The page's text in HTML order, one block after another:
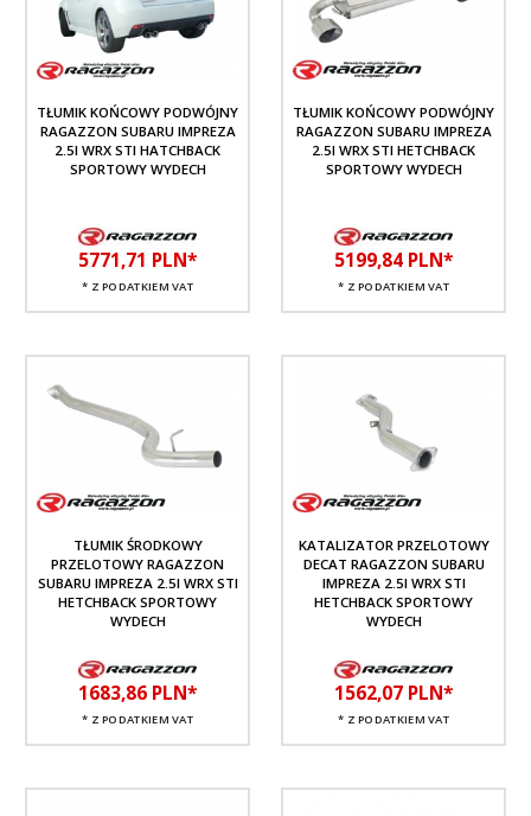
TŁUMIK KOŃCOWY PODWÓJNY
RAGAZZON SUBARU IMPREZA
2.5I WRX STI HATCHBACK
SPORTOWY WYDECH
5771,71 PLN*
* Z PODATKIEM VAT
TŁUMIK KOŃCOWY PODWÓJNY
RAGAZZON SUBARU IMPREZA
2.5I WRX STI HETCHBACK
SPORTOWY WYDECH
5199,84 PLN*
* Z PODATKIEM VAT
TŁUMIK ŚRODKOWY
PRZELOTOWY RAGAZZON
SUBARU IMPREZA 2.5I WRX STI
HETCHBACK SPORTOWY
WYDECH
1683,86 PLN*
* Z PODATKIEM VAT
KATALIZATOR PRZELOTOWY
DECAT RAGAZZON SUBARU
IMPREZA 2.5I WRX STI
HETCHBACK SPORTOWY
WYDECH
1562,07 PLN*
* Z PODATKIEM VAT